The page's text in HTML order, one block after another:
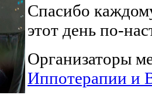
Спасибо
этот день по-
Организаторы
Иппотерапии и